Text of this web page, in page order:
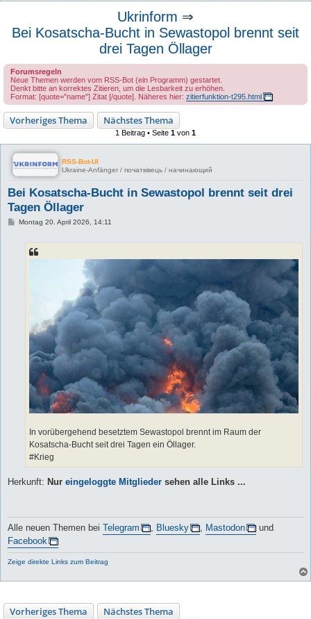
Ukrinform ⇒
Bei Kosatscha-Bucht in Sewastopol brennt seit
drei Tagen Öllager
Forumsregeln
Neue Themen werden vom RSS-Bot (ein Programm) gestartet.
Denkt bitte an korrektes Zitieren, um die Lesbarkeit zu erhöhen.
Format: [quote="name"] Zitat [/quote]. Näheres hier: zitierfunktion-t295.html
Vorheriges Thema Nächstes Thema
1 Beitrag • Seite 1 von 1
RSS-Bot-UI
Ukraine-Anfänger / початківець / начинающий
Bei Kosatscha-Bucht in Sewastopol brennt seit drei
Tagen Öllager
BMontag 20. April 2026, 14:11
In vorübergehend besetztem Sewastopol brennt im Raum der
Kosatscha-Bucht seit drei Tagen ein Öllager.
#Krieg
Herkunft: Nur eingeloggte Mitglieder sehen alle Links ...
Alle neuen Themen bei Telegram , Bluesky , Mastodon
und
Facebook
Zeige direkte Links zum Beitrag
Vorheriges Thema Nächstes Thema